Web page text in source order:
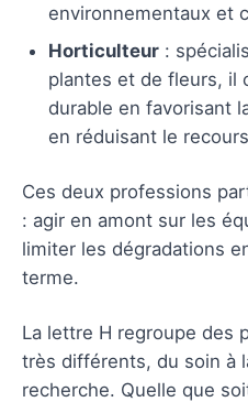
environnementaux et
Horticulteur :
plantes et de fleurs, il
durable en favorisant
en réduisant le
Ces deux professions
: agir en amont sur les
limiter les dégradations
terme.
La lettre H regroupe des
très différents, du soin à
recherche. Quelle que